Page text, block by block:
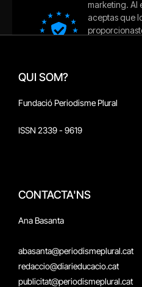
QUI SOM?
Fundació Periodisme Plural
ISSN 2339 - 9619
CONTACTA'NS
Ana Basanta
abasanta@periodismeplural.cat
redaccio@diarieducacio.cat
publicitat@periodismeplural.cat